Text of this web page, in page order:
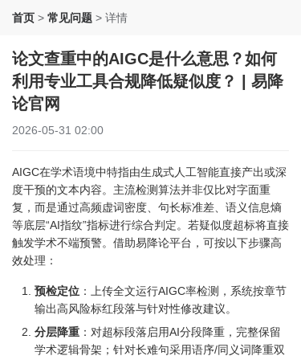
首页 > 常见问题 > 详情
论文查重中的AIGC是什么意思？如何
利用专业工具合规降低疑似度？ | 易降
论官网
2026-05-31 02:00
AIGC在学术语境中特指由生成式人工智能直接产出或深
度干预的文本内容。主流检测算法并非仅比对字面重
复，而是通过高频虚词密度、句长标准差、语义信息熵
等底层“AI指纹”指标进行综合判定。若疑似度超标将直接
触发学术不端预警。借助易降论平台，可按以下步骤高
效处理：
预检定位 ：上传全文运行AIGC率检测，系统按章节
输出高风险标红段落与针对性修改建议。
分层降重 ：对超标段落启用AI分段降重，完整保留
学术逻辑骨架；针对长难句采用语序/同义词降重双